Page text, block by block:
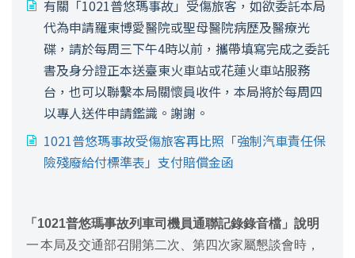
有關「1021普悠瑪事故」受傷旅客，如欲委託本局
代為申請羅東博愛醫院或聖母醫院病歷及醫療光
碟，請於每周三下午4時以前，攜帶填寫完成之委託
書及身分證正本送臺東火車站或花蓮火車站服務
台，也可以聯繫本局關懷員收件，本局將於每周四
以專人送件申請鑑識。謝謝。
1021普悠瑪事故受傷旅客再比照「強制汽車責任保
險殘廢給付標準表」支付賠償金函
「1021普悠瑪事故列車司機員通聯記錄錄音檔」說明
一本局及交通部召開第二次、第四次家屬懇談會時，